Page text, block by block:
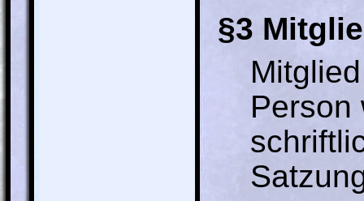
§3
Person